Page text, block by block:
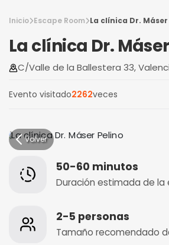
Inicio Escape Room La clínica Dr.
La clínica Dr.
C/Valle de la Ballestera 33,
Evento visitado2262veces
Volver
50-60 minutos
Duración estimada de la
2-5 personas
Tamaño recomendado